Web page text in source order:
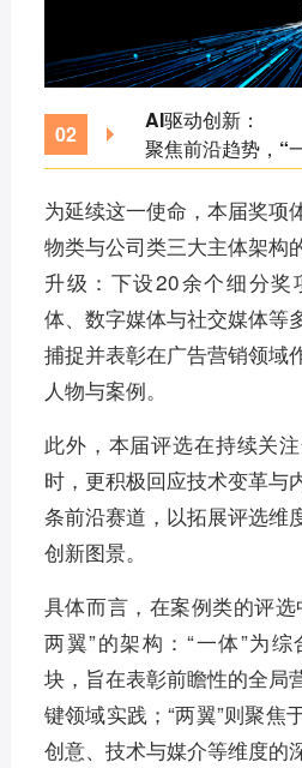
02
AI驱动创新：
聚焦前沿趋势，“
为延续这一使命，本届奖项
物类与公司类三大主体架构
升级：下设20余个细分
体、数字媒体与社交媒体等
捕捉并表彰在广告营销领域
人物与案例。
此外，本届评选在持续关
时，更积极回应技术变革与
条前沿赛道，以拓展评选维
创新图景。
具体而言，在案例类的评
两翼”的架构：“一体”为
块，旨在表彰前瞻性的全局
键领域实践；“两翼”则聚焦
创意、技术与媒介等维度的